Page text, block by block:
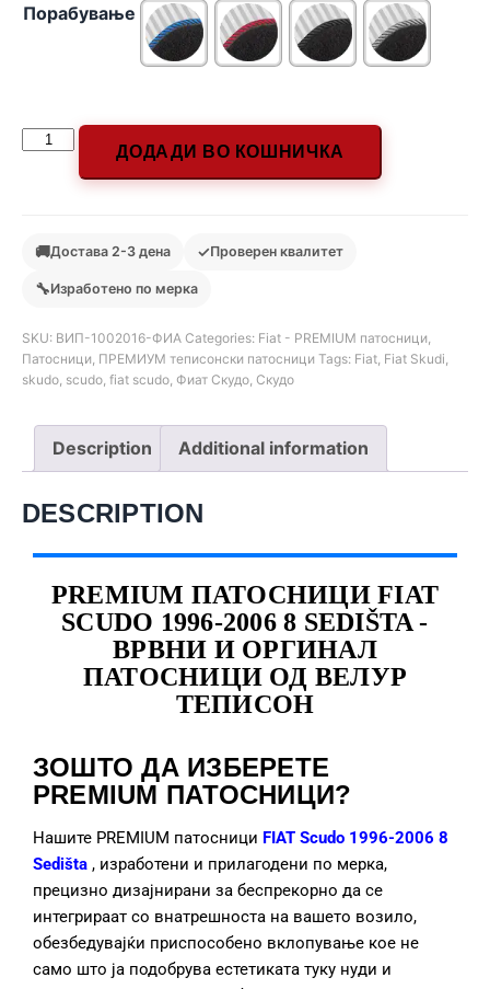
Порабување
ДОДАДИ ВО КОШНИЧКА
🚚Достава 2-3 дена ✓Проверен квалитет
🔧Изработено по мерка
SKU: ВИП-1002016-ФИА Categories: Fiat - PREMIUM патосници
Патосници ПРЕМИУМ теписонски патосници Tags: Fiat Fiat Skudi
skudo scudo fiat scudo Фиат Скудо Скудо
Description Additional information
DESCRIPTION
PREMIUM ПАТОСНИЦИ FIAT
SCUDO 1996-2006 8 SEDIŠTA -
ВРВНИ И ОРГИНАЛ
ПАТОСНИЦИ ОД ВЕЛУР
ТЕПИСОН
ЗОШТО ДА ИЗБЕРЕТЕ
PREMIUM ПАТОСНИЦИ?
Нашите PREMIUM патосници FIAT Scudo 1996-2006 8
Sedišta , изработени и прилагодени по мерка,
прецизно дизајнирани за беспрекорно да се
интегрираат со внатрешноста на вашето возило,
обезбедувајќи приспособено вклопување кое не
само што ја подобрува естетиката туку нуди и